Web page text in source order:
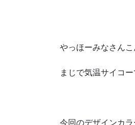
やっほーみなさん
まじで気温サイコ
今回のデザインカ